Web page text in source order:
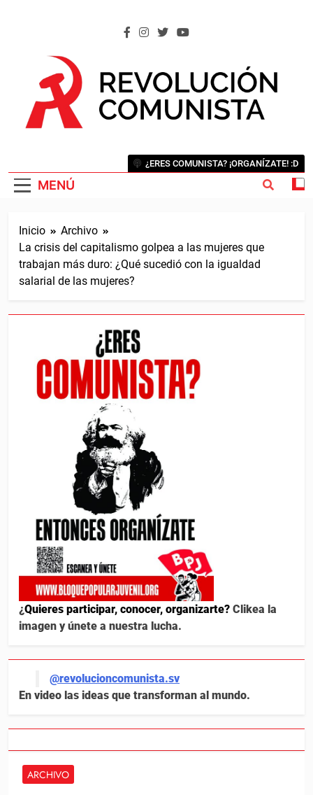
MENÚ
¿ERES COMUNISTA? ¡ORGANÍZATE! :D
Inicio
Archivo
La crisis del capitalismo golpea a las mujeres que
trabajan más duro: ¿Qué sucedió con la igualdad
salarial de las mujeres?
ARCHIVO
¿Quieres participar, conocer, organizarte? Clikea la
imagen y únete a nuestra lucha.
@revolucioncomunista.sv
En video las ideas que transforman al mundo.